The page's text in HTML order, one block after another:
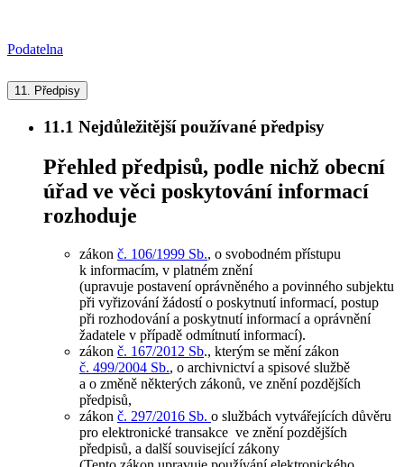
Podatelna
11. Předpisy
11.1 Nejdůležitější používané předpisy
Přehled předpisů, podle nichž obecní
úřad ve věci poskytování informací
rozhoduje
zákon č. 106/1999 Sb., o svobodném přístupu
k informacím, v platném znění
(upravuje postavení oprávněného a povinného subjektu
při vyřizování žádostí o poskytnutí informací, postup
při rozhodování a poskytnutí informací a oprávnění
žadatele v případě odmítnutí informací).
zákon č. 167/2012 Sb., kterým se mění zákon
č. 499/2004 Sb., o archivnictví a spisové službě
a o změně některých zákonů, ve znění pozdějších
předpisů,
zákon č. 297/2016 Sb. o službách vytvářejících důvěru
pro elektronické transakce ve znění pozdějších
předpisů, a další související zákony